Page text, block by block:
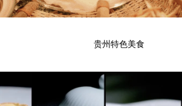
贵州特色美食